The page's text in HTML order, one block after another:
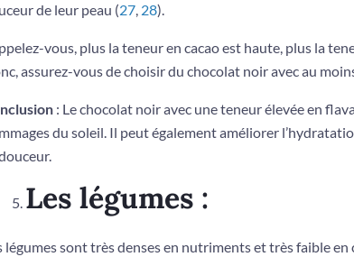
de leur peau (27, 28).
vous, plus la teneur en cacao est haute, plus la
assurez-vous de choisir du chocolat noir avec au
: Le chocolat noir avec une teneur élevée en
du soleil. Il peut également améliorer
Les légumes :
légumes sont très denses en nutriments et très faible en